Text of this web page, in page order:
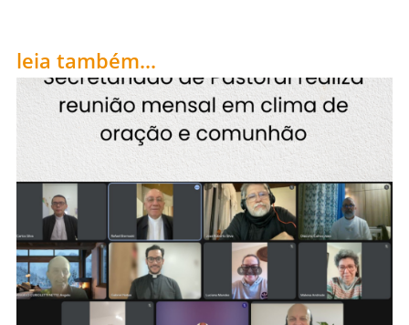
leia também...